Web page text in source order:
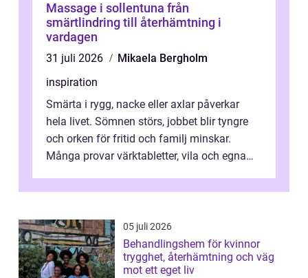
Massage i sollentuna från
smärtlindring till återhämtning i
vardagen
31 juli 2026
Mikaela Bergholm
inspiration
Smärta i rygg, nacke eller axlar påverkar
hela livet. Sömnen störs, jobbet blir tyngre
och orken för fritid och familj minskar.
Många provar värktabletter, vila och egna
05 juli 2026
Behandlingshem för kvinnor
trygghet, återhämtning och väg
mot ett eget liv